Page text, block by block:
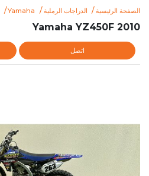
الصفحة الرئيسية الدراجات الرملية Yamaha
2010 Yamaha YZ450F
اتصل